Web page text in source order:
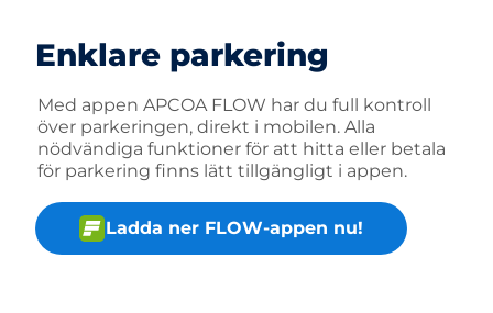
Enklare parkering
Med appen APCOA FLOW har du full kontroll
över parkeringen, direkt i mobilen. Alla
nödvändiga funktioner för att hitta eller betala
för parkering finns lätt tillgängligt i appen.
Ladda ner FLOW-appen nu!